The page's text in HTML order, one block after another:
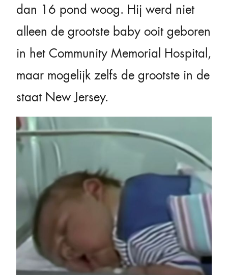
dan 16 pond woog. Hij werd niet
alleen de grootste baby ooit geboren
in het Community Memorial Hospital,
maar mogelijk zelfs de grootste in de
staat New Jersey.